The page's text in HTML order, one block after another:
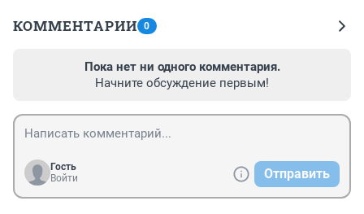
КОММЕНТАРИИ 0
Пока нет ни одного комментария.
Начните обсуждение первым!
Гость
Войти
Отправить